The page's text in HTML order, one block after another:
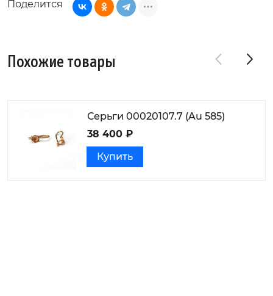
Поделится
Похожие товары
Серьги 00020107.7 (Au 585)
38 400 ₽
Купить